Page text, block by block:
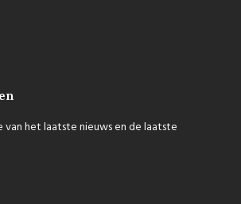
het laatste nieuws en de laatste